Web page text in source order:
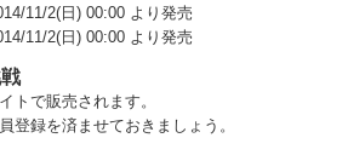
11/2(日) 00:00 より発売
11/2(日) 00:00 より発売
トで販売されます。
登録を済ませておきましょう。